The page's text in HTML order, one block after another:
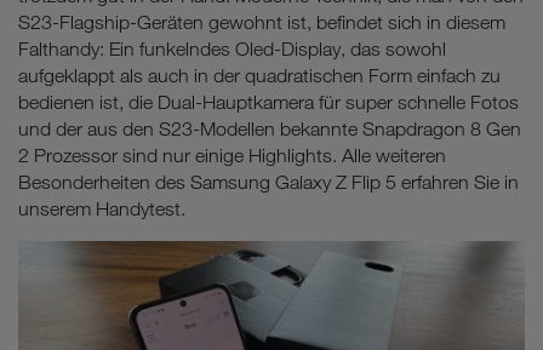
S23-Flagship-Geräten gewohnt ist, befindet sich in diesem
Falthandy: Ein funkelndes Oled-Display, das sowohl
aufgeklappt als auch in der quadratischen Form einfach zu
bedienen ist, die Dual-Hauptkamera für super schnelle Fotos
und der aus den S23-Modellen bekannte Snapdragon 8 Gen
2 Prozessor sind nur einige Highlights. Alle weiteren
Besonderheiten des Samsung Galaxy Z Flip 5 erfahren Sie in
unserem Handytest.